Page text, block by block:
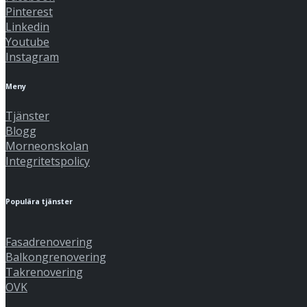
Pinterest
Linkedin
Youtube
Instagram
Meny
Tjänster
Blogg
Morneonskolan
Integritetspolicy
Populära tjänster
Fasadrenovering
Balkongrenovering
Takrenovering
OVK